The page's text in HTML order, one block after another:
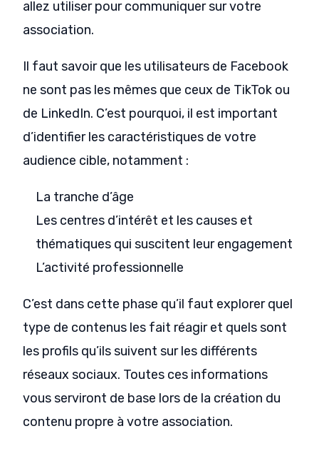
allez utiliser pour communiquer sur votre
association.
Il faut savoir que les utilisateurs de Facebook
ne sont pas les mêmes que ceux de TikTok ou
de LinkedIn. C’est pourquoi, il est important
d’identifier les caractéristiques de votre
audience cible, notamment :
La tranche d’âge
Les centres d’intérêt et les causes et
thématiques qui suscitent leur engagement
L’activité professionnelle
C’est dans cette phase qu’il faut explorer quel
type de contenus les fait réagir et quels sont
les profils qu’ils suivent sur les différents
réseaux sociaux. Toutes ces informations
vous serviront de base lors de la création du
contenu propre à votre association.